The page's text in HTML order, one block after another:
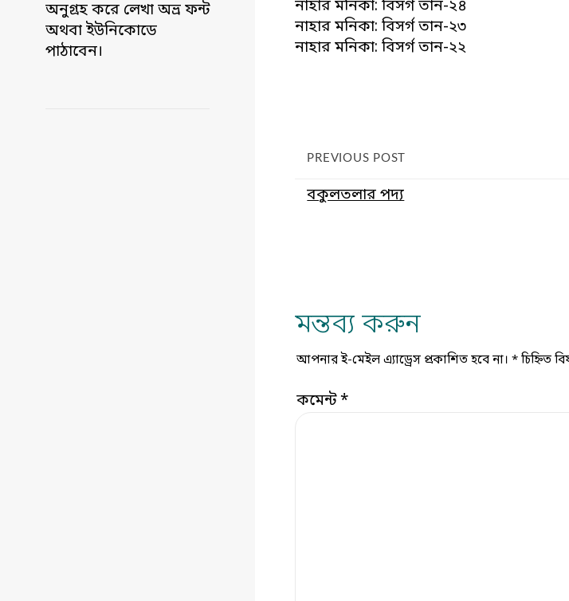
অনুগ্রহ করে লেখা অভ্র ফন্ট
অথবা ইউনিকোডে
পাঠাবেন।
নাহার মনিকা: বিসর্গ তান-২৪
নাহার মনিকা: বিসর্গ তান-২৩
নাহার মনিকা: বিসর্গ তান-২২
PREVIOUS POST
বকুলতলার পদ্য
মন্তব্য করুন
আপনার ই-মেইল এ্যাড্রেস প্রকাশিত হবে না। *চিহ্নিত
কমেন্ট*